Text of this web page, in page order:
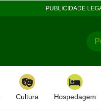
PUBLICIDADE
Cultura Hospedagem